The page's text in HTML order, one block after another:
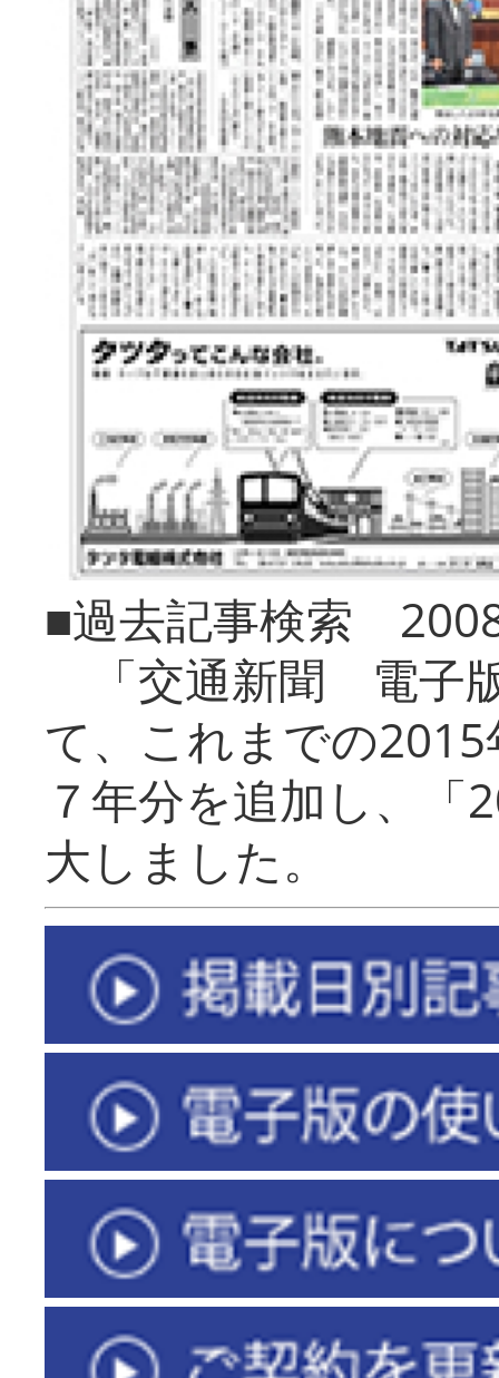
■過去記事検索
「交通新聞 電子
て、これまでの
７年分を追加し、「
大しまし